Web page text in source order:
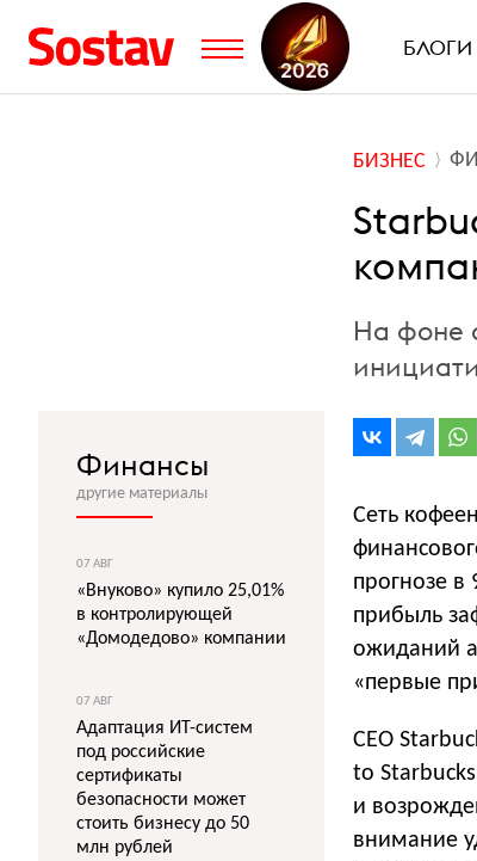
БЛОГИ
БИЗНЕС
На фоне
Сеть
прогнозе в
прибыль
ожиданий
«первые
СЕО
to
и
внимание
Финансы
другие материалы
07 АВГ
«Внуково» купило 25,01%
в контролирующей
«Домодедово» компании
07 АВГ
Адаптация ИТ-систем
под российские
сертификаты
безопасности может
стоить бизнесу до 50
млн рублей